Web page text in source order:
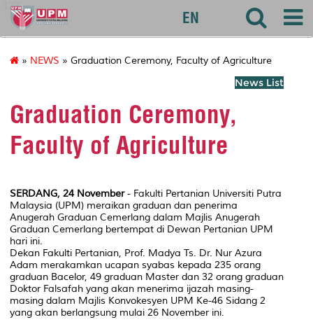
127
EN
» NEWS » Graduation Ceremony, Faculty of Agriculture
News List
Graduation Ceremony,
Faculty of Agriculture
SERDANG, 24 November- Fakulti Pertanian Universiti Putra
Malaysia (UPM) meraikan graduan dan penerima
Anugerah Graduan Cemerlang dalam Majlis Anugerah
Graduan Cemerlang bertempat di Dewan Pertanian UPM
hari ini.
Dekan Fakulti Pertanian, Prof. Madya Ts. Dr. Nur Azura
Adam merakamkan ucapan syabas kepada 235 orang
graduan Bacelor, 49 graduan Master dan 32 orang graduan
Doktor Falsafah yang akan menerima ijazah masing-
masing dalam Majlis Konvokesyen UPM Ke-46 Sidang 2
yang akan berlangsung mulai 26 November ini.